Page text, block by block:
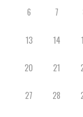
6 7
13 14
20 21
27 28